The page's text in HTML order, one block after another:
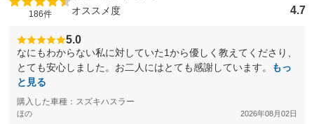
186件 オススメ度 4.7
5.0
なにもわからない私に対していた1から優しく教えてくださり、
とても安心しました。お二人にはとても感謝しています。
もっ
と見る
購入した車種：スズキハスラー
ほの 2026年08月02日